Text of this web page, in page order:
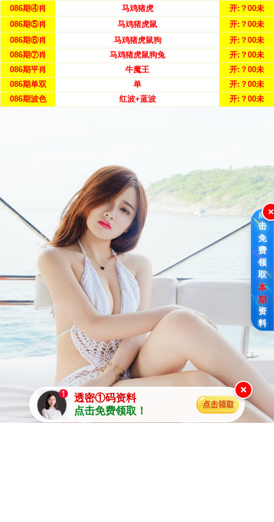
086期④肖
马鸡猪虎
开:？00未
086期⑤肖
马鸡猪虎鼠
开:？00未
086期⑥肖
马鸡猪虎鼠狗
开:？00未
086期⑦肖
马鸡猪虎鼠狗兔
开:？00未
086期平肖
牛魔王
开:？00未
086期单双
单
开:？00未
086期波色
红波+蓝波 开:？00未
点
击
免
费
领
取
本
期
资
料
透密①码资料
点击免费领取！
×